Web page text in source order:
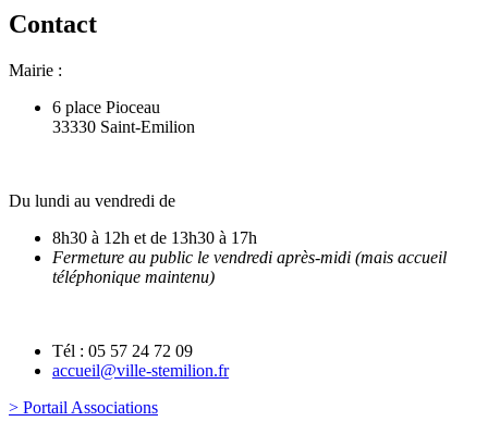
Contact
Mairie :
6 place Pioceau
33330 Saint-Emilion
Du lundi au vendredi de
8h30 à 12h et de 13h30 à 17h
Fermeture au public le vendredi après-midi (mais accueil
téléphonique maintenu)
Tél : 05 57 24 72 09
accueil@ville-stemilion.fr
> Portail Associations